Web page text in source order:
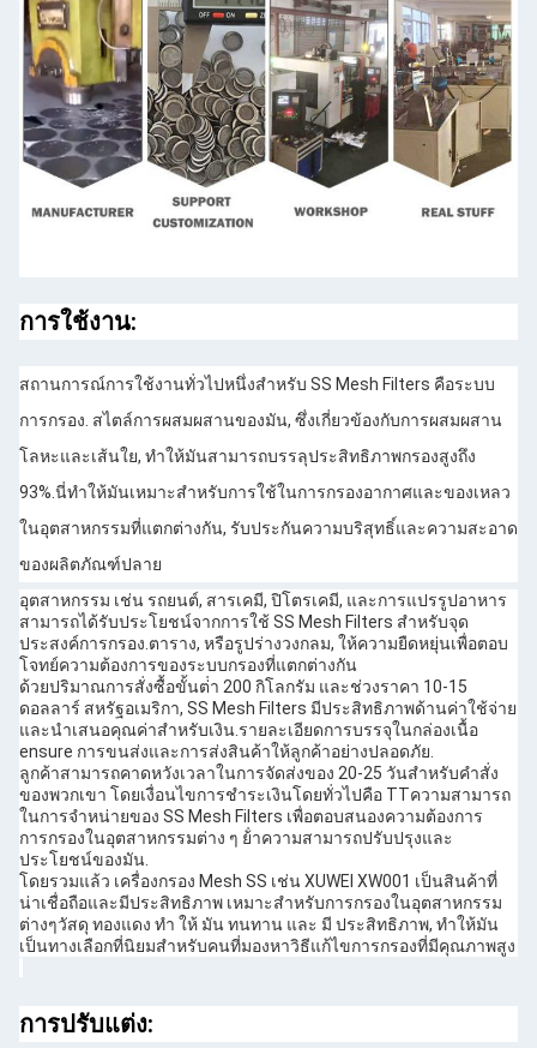
การใช้งาน:
สถานการณ์การใช้งานทั่วไปหนึ่งสําหรับ SS Mesh Filters คือระบบ
การกรอง. สไตล์การผสมผสานของมัน, ซึ่งเกี่ยวข้องกับการผสมผสาน
โลหะและเส้นใย, ทําให้มันสามารถบรรลุประสิทธิภาพกรองสูงถึง
93%.นี่ทําให้มันเหมาะสําหรับการใช้ในการกรองอากาศและของเหลว
ในอุตสาหกรรมที่แตกต่างกัน, รับประกันความบริสุทธิ์และความสะอาด
ของผลิตภัณฑ์ปลาย
อุตสาหกรรม เช่น รถยนต์, สารเคมี, ปิโตรเคมี, และการแปรรูปอาหาร
สามารถได้รับประโยชน์จากการใช้ SS Mesh Filters สําหรับจุด
ประสงค์การกรอง.ตาราง, หรือรูปร่างวงกลม, ให้ความยืดหยุ่นเพื่อตอบ
โจทย์ความต้องการของระบบกรองที่แตกต่างกัน
ด้วยปริมาณการสั่งซื้อขั้นต่ํา 200 กิโลกรัม และช่วงราคา 10-15
ดอลลาร์ สหรัฐอเมริกา, SS Mesh Filters มีประสิทธิภาพด้านค่าใช้จ่าย
และนําเสนอคุณค่าสําหรับเงิน.รายละเอียดการบรรจุในกล่องเนื้อ
ensure การขนส่งและการส่งสินค้าให้ลูกค้าอย่างปลอดภัย.
ลูกค้าสามารถคาดหวังเวลาในการจัดส่งของ 20-25 วันสําหรับคําสั่ง
ของพวกเขา โดยเงื่อนไขการชําระเงินโดยทั่วไปคือ TTความสามารถ
ในการจําหน่ายของ SS Mesh Filters เพื่อตอบสนองความต้องการ
การกรองในอุตสาหกรรมต่าง ๆ ย้ําความสามารถปรับปรุงและ
ประโยชน์ของมัน.
โดยรวมแล้ว เครื่องกรอง Mesh SS เช่น XUWEI XW001 เป็นสินค้าที่
น่าเชื่อถือและมีประสิทธิภาพ เหมาะสําหรับการกรองในอุตสาหกรรม
ต่างๆวัสดุ ทองแดง ทํา ให้ มัน ทนทาน และ มี ประสิทธิภาพ, ทําให้มัน
เป็นทางเลือกที่นิยมสําหรับคนที่มองหาวิธีแก้ไขการกรองที่มีคุณภาพสูง
การปรับแต่ง: